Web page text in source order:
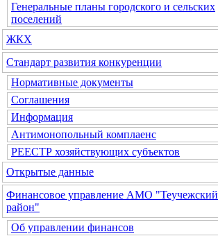
Генеральные планы городского и сельских
поселений
ЖКХ
Стандарт развития конкуренции
Нормативные документы
Соглашения
Информация
Антимонопольный комплаенс
РЕЕСТР хозяйствующих субъектов
Открытые данные
Финансовое управление АМО "Теучежский
район"
Об управлении финансов